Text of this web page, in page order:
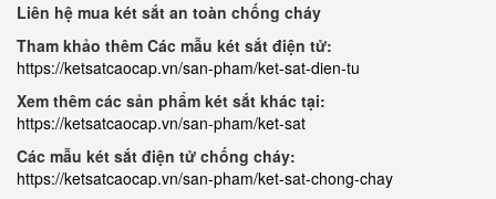
Liên hệ mua két sắt an toàn chống cháy
Tham khảo thêm Các mẫu két sắt điện tử:
https://ketsatcaocap.vn/san-pham/ket-sat-dien-tu
Xem thêm các sản phẩm két sắt khác tại:
https://ketsatcaocap.vn/san-pham/ket-sat
Các mẫu két sắt điện tử chống cháy:
https://ketsatcaocap.vn/san-pham/ket-sat-chong-chay